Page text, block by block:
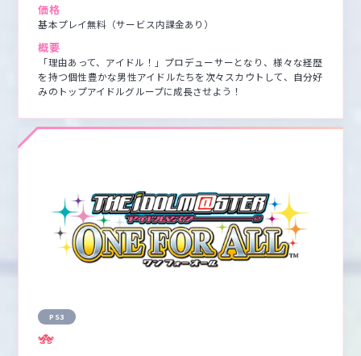
価格
基本プレイ無料（サービス内課金あり）
概要
「理由あって、アイドル！」プロデューサーとなり、様々な経歴
を持つ個性豊かな男性アイドルたちを次々スカウトして、自分好
みのトップアイドルグループに成長させよう！
PS3